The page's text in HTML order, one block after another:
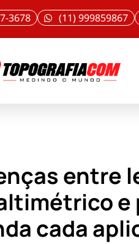
3678 (11) 999859867
entre
e
cada